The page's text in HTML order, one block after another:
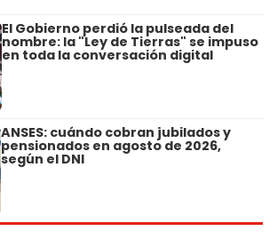
El Gobierno perdió la pulseada del
nombre: la "Ley de Tierras" se impuso
en toda la conversación digital
ANSES: cuándo cobran jubilados y
pensionados en agosto de 2026,
según el DNI